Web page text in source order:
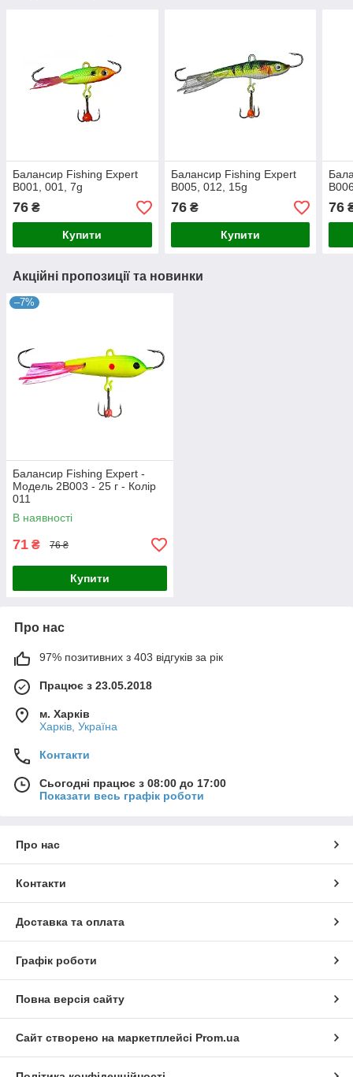
Балансир Fishing Expert
B001, 001, 7g
76 ₴
Купити
Балансир Fishing Expert
B005, 012, 15g
76₴
Купити
76
Акційні пропозиції та новинки
–7%
Балансир Fishing Expert -
Модель 2B003 - 25 г - Колір
011
В наявності
71 ₴ 76 ₴
Купити
Про нас
97% позитивних з 403 відгуків за рік
Працює з 23.05.2018
м. Харків
Харків, Україна
Контакти
Сьогодні працює з 08:00 до 17:00
Показати весь графік роботи
Про нас
Контакти
Доставка та оплата
Графік роботи
Повна версія сайту
Сайт створено на маркетплейсі Prom.ua